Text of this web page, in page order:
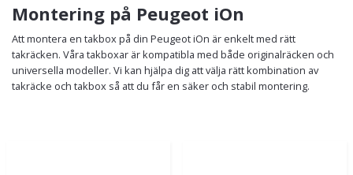
Montering på Peugeot iOn
Att montera en takbox på din Peugeot iOn är enkelt med rätt
takräcken. Våra takboxar är kompatibla med både originalräcken och
universella modeller. Vi kan hjälpa dig att välja rätt kombination av
takräcke och takbox så att du får en säker och stabil montering.